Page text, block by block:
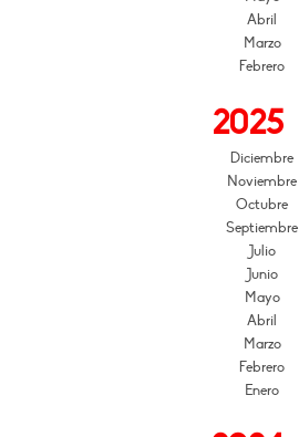
Abril
Marzo
Febrero
2025
Diciembre
Noviembre
Octubre
Septiembre
Julio
Junio
Mayo
Abril
Marzo
Febrero
Enero